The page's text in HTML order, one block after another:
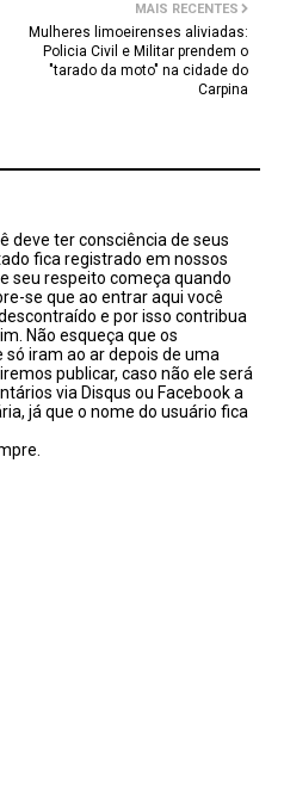
MAIS RECENTES
Mulheres limoeirenses aliviadas:
Policia Civil e Militar prendem o
"tarado da moto" na cidade do
Carpina
deve ter consciência de seus
fica registrado em nossos
seu respeito começa quando
se que ao entrar aqui você
e por isso contribua
Não esqueça que os
iram ao ar depois de uma
publicar, caso não ele será
via Disqus ou Facebook a
já que o nome do usuário fica